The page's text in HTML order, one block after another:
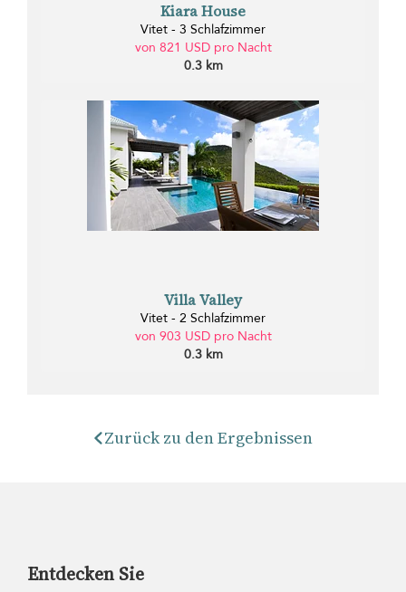
Kiara House
Vitet - 3 Schlafzimmer
von 821 USD pro Nacht
0.3 km
Villa Valley
Vitet - 2 Schlafzimmer
von 903 USD pro Nacht
0.3 km
Zurück zu den Ergebnissen
Entdecken Sie